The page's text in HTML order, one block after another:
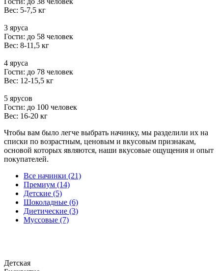
Вес: 5-7,5 кг
3 яруса
Гости: до 58 человек
Вес: 8-11,5 кг
4 яруса
Гости: до 78 человек
Вес: 12-15,5 кг
5 ярусов
Гости: до 100 человек
Вес: 16-20 кг
Чтобы вам было легче выбрать начинку, мы разделили их на
списки по возрастным, ценовым и вкусовым признакам,
основой которых являются, наши вкусовые ощущения и опыт
покупателей.
Все начинки (21)
Премиум (14)
Детские (5)
Шоколадные (6)
Диетические (3)
Муссовые (7)
Детская